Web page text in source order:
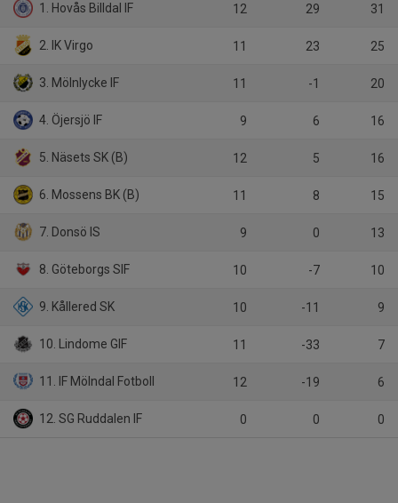
1. Hovås Billdal IF 12 29 31
2. IK Virgo 11 23 25
3. Mölnlycke IF 11 -1 20
4. Öjersjö IF 9 6 16
5. Näsets SK (B) 12 5 16
6. Mossens BK (B) 11 8 15
7. Donsö IS 9 0 13
8. Göteborgs SIF 10 -7 10
9. Kållered SK 10 -11 9
10. Lindome GIF 11 -33 7
11. IF Mölndal Fotboll 12 -19 6
12. SG Ruddalen IF 0 0 0